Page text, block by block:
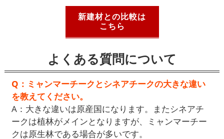
新建材との比較は
こちら
よくある質問について
Q：ミャンマーチークとシネアチークの大きな違い
を教えてください。
A：大きな違いは原産国になります。またシネアチ
ークは植林がメインとなりますが、ミャンマーチー
クは原生林である場合が多いです。